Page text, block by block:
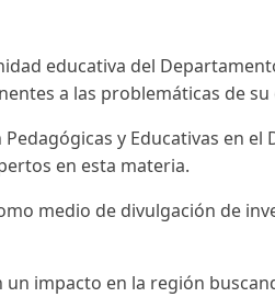
educativa del
a las problemáticas de
y Educativas en
en esta materia.
medio de divulgación de
impacto en la región